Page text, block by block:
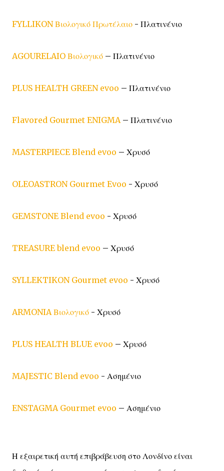
FYLLIKON Βιολογικό Πρωτέλαιο - Πλατινένιο
AGOURELAIO Βιολογικό – Πλατινένιο
PLUS HEALTH GREEN evoo – Πλατινένιο
Flavored Gourmet ENIGMA– Πλατινένιο
MASTERPIECE Blend evoo – Χρυσό
OLEOASTRON Gourmet Evoo - Χρυσό
GEMSTONE Blend evoo - Χρυσό
TREASURE blend evoo – Χρυσό
SYLLEKTIKON Gourmet evoo - Χρυσό
ARMONIA Βιολογικό - Χρυσό
PLUS HEALTH BLUE evoo – Χρυσό
MAJESTIC Blend evoo - Ασημένιο
ENSTAGMA Gourmet evoo – Ασημένιο
Η εξαιρετική αυτή επιβράβευση στο Λονδίνο είναι